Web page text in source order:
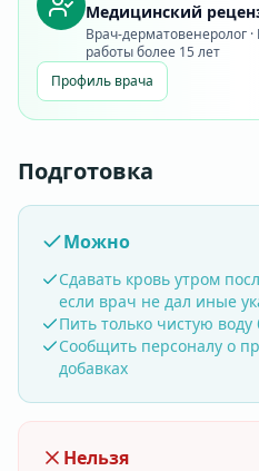
Медицинский
Врач-дерматовенеролог
работы более 15 лет
Профиль врача
Подготовка
Можно
Сдавать кровь утром
если врач не дал иные
Пить только чистую воду
Сообщить персоналу о
добавках
Нельзя